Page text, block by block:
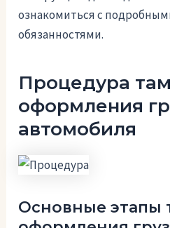
ознакомиться с
обязанностями.
Процедура
оформления
автомобиля
Основные этапы